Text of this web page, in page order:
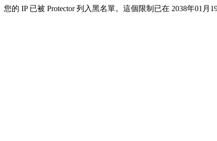
您的 IP 已被 Protector 列入黑名單。這個限制已在 2038年01月